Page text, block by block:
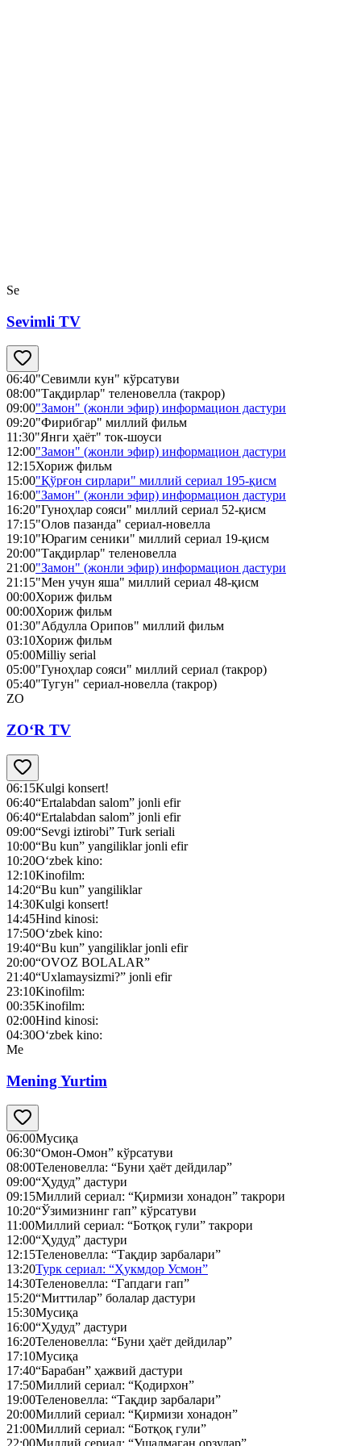
Se
Sevimli TV
06:40"Севимли кун" кўрсатуви
08:00"Тақдирлар" теленовелла (такрор)
09:00"Замон" (жонли эфир) информацион дастури
09:20"Фирибгар" миллий фильм
11:30"Янги ҳаёт" ток-шоуси
12:00"Замон" (жонли эфир) информацион дастури
12:15Хориж фильм
15:00"Қўрғон сирлари" миллий сериал 195-қисм
16:00"Замон" (жонли эфир) информацион дастури
16:20"Гуноҳлар сояси" миллий сериал 52-қисм
17:15"Олов пазанда" сериал-новелла
19:10"Юрагим сеники" миллий сериал 19-қисм
20:00"Тақдирлар" теленовелла
21:00"Замон" (жонли эфир) информацион дастури
21:15"Мен учун яша" миллий сериал 48-қисм
00:00Хориж фильм
00:00Хориж фильм
01:30"Абдулла Орипов" миллий фильм
03:10Хориж фильм
05:00Milliy serial
05:00"Гуноҳлар сояси" миллий сериал (такрор)
05:40"Тугун" сериал-новелла (такрор)
ZO
ZO‘R TV
06:15Kulgi konsert!
06:40“Ertalabdan salom” jonli efir
06:40“Ertalabdan salom” jonli efir
09:00“Sevgi iztirobi” Turk seriali
10:00“Bu kun” yangiliklar jonli efir
10:20O‘zbek kino:
12:10Kinofilm:
14:20“Bu kun” yangiliklar
14:30Kulgi konsert!
14:45Hind kinosi:
17:50O‘zbek kino:
19:40“Bu kun” yangiliklar jonli efir
20:00“OVOZ BOLALAR”
21:40“Uxlamaysizmi?” jonli efir
23:10Kinofilm:
00:35Kinofilm:
02:00Hind kinosi:
04:30O‘zbek kino:
Me
Mening Yurtim
06:00Мусиқа
06:30“Омон-Омон” кўрсатуви
08:00Теленовелла: “Буни ҳаёт дейдилар”
09:00“Ҳудуд” дастури
09:15Миллий сериал: “Қирмизи хонадон” такрори
10:20“Ўзимизнинг гап” кўрсатуви
11:00Миллий сериал: “Ботқоқ гули” такрори
12:00“Ҳудуд” дастури
12:15Теленовелла: “Тақдир зарбалари”
13:20Турк сериал: “Ҳукмдор Усмон”
14:30Теленовелла: “Гапдаги гап”
15:20“Миттилар” болалар дастури
15:30Мусиқа
16:00“Ҳудуд” дастури
16:20Теленовелла: “Буни ҳаёт дейдилар”
17:10Мусиқа
17:40“Барабан” ҳажвий дастури
17:50Миллий сериал: “Қодирхон”
19:00Теленовелла: “Тақдир зарбалари”
20:00Миллий сериал: “Қирмизи хонадон”
21:00Миллий сериал: “Ботқоқ гули”